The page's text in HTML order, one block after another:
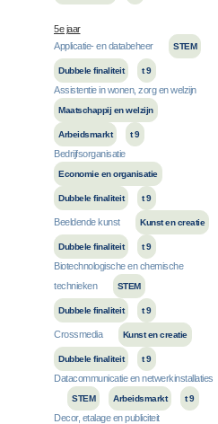
5e jaar
Applicatie- en databeheer
STEM
Dubbele finaliteit t 9
Assistentie in wonen, zorg en welzijn
Maatschappij en welzijn
Arbeidsmarkt t 9
Bedrijfsorganisatie
Economie en organisatie
Dubbele finaliteit t 9
Beeldende kunst Kunst en creatie
Dubbele finaliteit t 9
Biotechnologische en chemische
technieken
STEM
Dubbele finaliteit t 9
Crossmedia Kunst en creatie
Dubbele finaliteit t 9
Datacommunicatie en netwerkinstallaties
STEM Arbeidsmarkt t 9
Decor, etalage en publiciteit